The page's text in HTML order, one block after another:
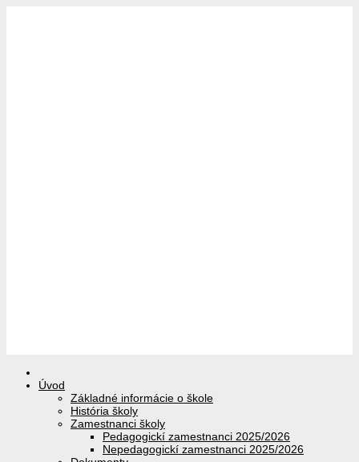
Úvod
Základné informácie o škole
História školy
Zamestnanci školy
Pedagogickí zamestnanci 2025/2026
Nepedagogickí zamestnanci 2025/2026